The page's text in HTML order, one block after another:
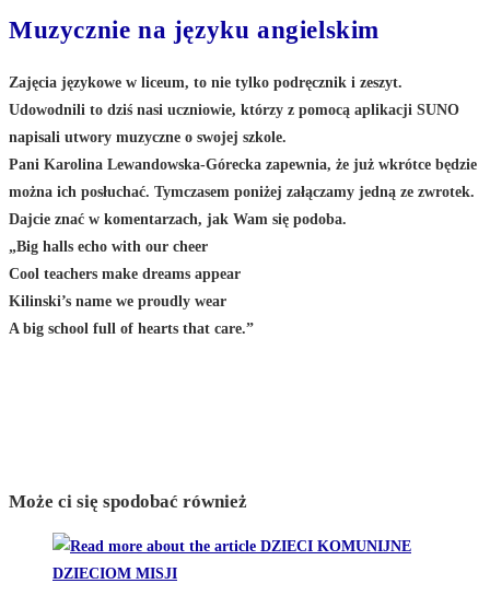
Muzycznie na języku angielskim
Zajęcia językowe w liceum, to nie tylko podręcznik i zeszyt.
Udowodnili to dziś nasi uczniowie, którzy z pomocą aplikacji SUNO
napisali utwory muzyczne o swojej szkole.
Pani Karolina Lewandowska-Górecka zapewnia, że już wkrótce będzie
można ich posłuchać. Tymczasem poniżej załączamy jedną ze zwrotek.
Dajcie znać w komentarzach, jak Wam się podoba.
„Big halls echo with our cheer
Cool teachers make dreams appear
Kilinski’s name we proudly wear
A big school full of hearts that care.”
Może ci się spodobać również